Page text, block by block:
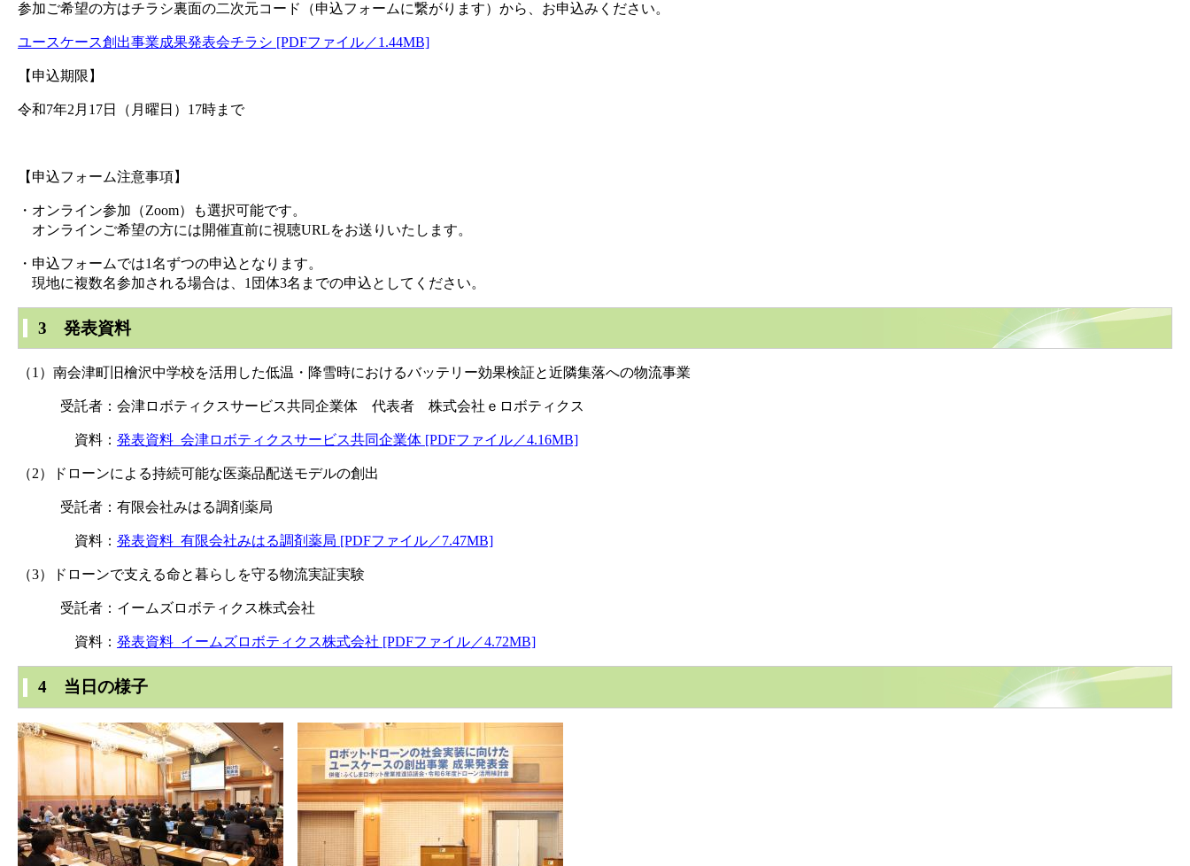
参加ご希望の方はチラシ裏面の二次元コード（申込フォームに繋がります）から、お申込みください。
ユースケース創出事業成果発表会チラシ [PDFファイル／1.44MB]
【申込期限】
令和7年2月17日（月曜日）17時まで
【申込フォーム注意事項】
・オンライン参加（Zoom）も選択可能です。
オンラインご希望の方には開催直前に視聴URLをお送りいたします。
・申込フォームでは1名ずつの申込となります。
現地に複数名参加される場合は、1団体3名までの申込としてください。
3 発表資料
（1）南会津町旧檜沢中学校を活用した低温・降雪時におけるバッテリー効果検証と近隣集落への物流事業
受託者：会津ロボティクスサービス共同企業体 代表者 株式会社ｅロボティクス
資料： 発表資料_会津ロボティクスサービス共同企業体 [PDFファイル／4.16MB]
（2）ドローンによる持続可能な医薬品配送モデルの創出
受託者：有限会社みはる調剤薬局
資料： 発表資料_有限会社みはる調剤薬局 [PDFファイル／7.47MB]
（3）ドローンで支える命と暮らしを守る物流実証実験
受託者：イームズロボティクス株式会社
資料： 発表資料_イームズロボティクス株式会社 [PDFファイル／4.72MB]
4 当日の様子